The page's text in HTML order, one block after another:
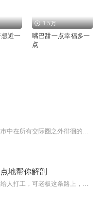
近一
1.5万
嘴巴甜一点幸福多一
点
地帮你解剖